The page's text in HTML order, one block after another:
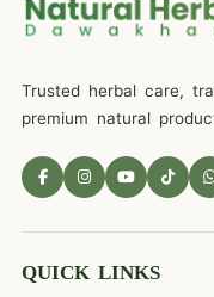
Trusted herbal care,
premium natural
QUICK LINKS